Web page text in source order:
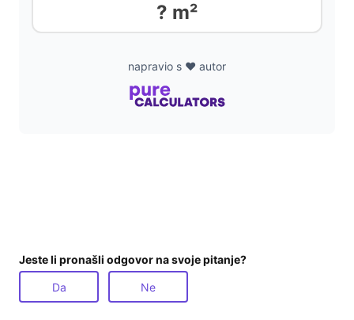
? m²
napravio s ❤️ autor
Jeste li pronašli odgovor na svoje pitanje?
Da Ne